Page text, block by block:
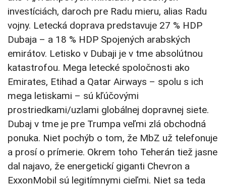
investíciách, daroch pre Radu mieru, alias Radu
vojny. Letecká doprava predstavuje 27 % HDP
Dubaja – a 18 % HDP Spojených arabských
emirátov. Letisko v Dubaji je v tme absolútnou
katastrofou. Mega letecké spoločnosti ako
Emirates, Etihad a Qatar Airways – spolu s ich
mega letiskami – sú kľúčovými
prostriedkami/uzlami globálnej dopravnej siete.
Dubaj v tme je pre Trumpa veľmi zlá obchodná
ponuka. Niet pochýb o tom, že MbZ už telefonuje
a prosí o prímerie. Okrem toho Teherán tiež jasne
dal najavo, že energetickí giganti Chevron a
ExxonMobil sú legitímnymi cieľmi. Niet sa teda